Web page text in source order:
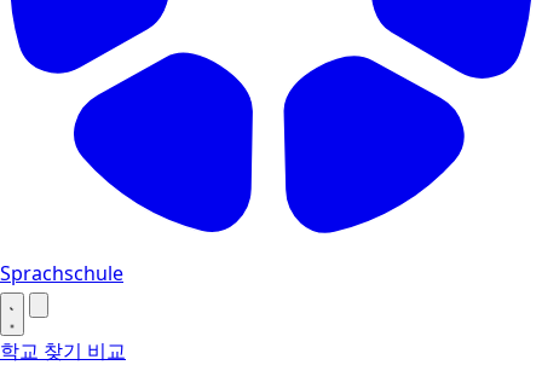
Sprachschule
학교 찾기 비교